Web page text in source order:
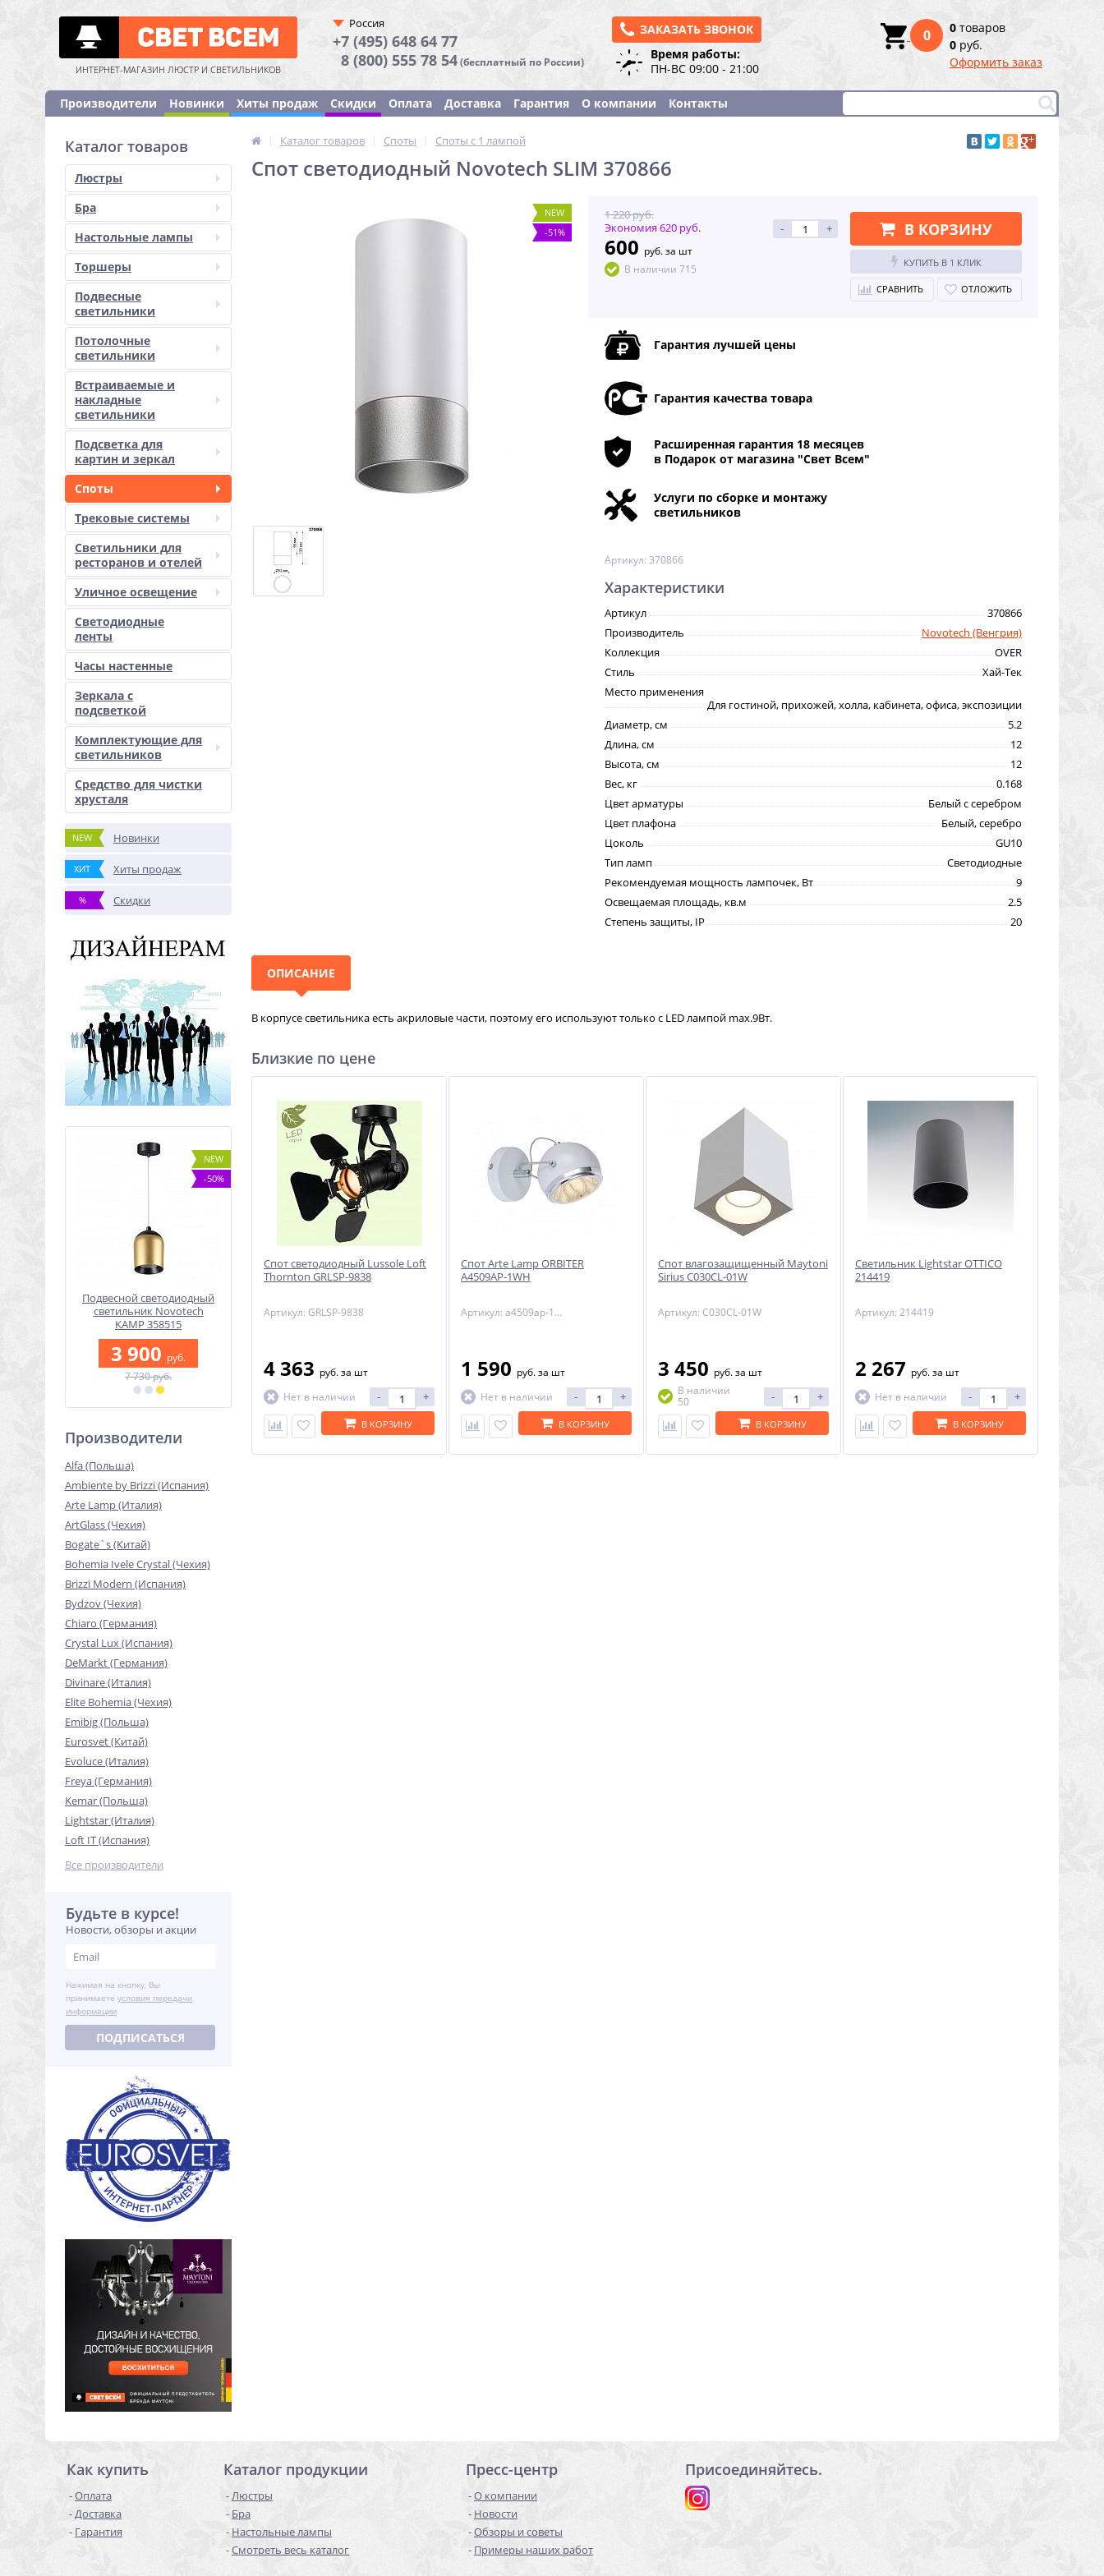
ИНТЕРНЕТ-МАГАЗИН ЛЮСТР И СВЕТИЛЬНИКОВ
Россия
+7 (495) 648 64 77
8 (800) 555 78 54(бесплатный по России)
ЗАКАЗАТЬ ЗВОНОК
Время работы:
ПН-ВС 09:00 - 21:00
0 0 товаров
0 руб.
Оформить заказ
Производители Новинки Хиты продаж Скидки Оплата Доставка Гарантия О компании Контакты
Каталог товаров
Люстры
Бра
Настольные лампы
Торшеры
Подвесные
светильники
Потолочные
светильники
Встраиваемые и
накладные
светильники
Подсветка для
картин и зеркал
Споты
Трековые системы
Светильники для
ресторанов и отелей
Уличное освещение
Светодиодные
ленты
Часы настенные
Зеркала с
подсветкой
Комплектующие для
светильников
Средство для чистки
хрусталя
NEW Новинки
ХИТ Хиты продаж
% Скидки
NEW
-50%
Подвесной светодиодный
светильник Novotech
KAMP 358515
3 900 руб.
7 730 руб.
-29%
светильник Lumion LENNY
10 490 руб.
Производители
Alfa (Польша)
Ambiente by Brizzi (Испания)
Arte Lamp (Италия)
ArtGlass (Чехия)
Bogate`s (Китай)
Bohemia Ivele Crystal (Чехия)
Brizzi Modern (Испания)
Bydzov (Чехия)
Chiaro (Германия)
Crystal Lux (Испания)
DeMarkt (Германия)
Divinare (Италия)
Elite Bohemia (Чехия)
Emibig (Польша)
Eurosvet (Китай)
Evoluce (Италия)
Freya (Германия)
Kemar (Польша)
Lightstar (Италия)
Loft IT (Испания)
Все производители
Будьте в курсе!
Новости, обзоры и акции
Нажимая на кнопку, Вы
принимаете условия передачи
информации
ПОДПИСАТЬСЯ
| Каталог товаров | Споты | Споты с 1 лампой
Спот светодиодный Novotech SLIM 370866
NEW
-51%
1 220 руб.
Экономия 620 руб.
600 руб. за шт
В наличии 715
- + В КОРЗИНУ
КУПИТЬ В 1 КЛИК
СРАВНИТЬ ОТЛОЖИТЬ
Гарантия лучшей цены
Гарантия качества товара
Расширенная гарантия 18 месяцев
в Подарок от магазина "Свет Всем"
Услуги по сборке и монтажу
светильников
Артикул: 370866
Характеристики
Артикул
370866
Производитель
Novotech (Венгрия)
Коллекция
OVER
Стиль
Хай-Тек
Место применения
Для гостиной, прихожей, холла, кабинета, офиса, экспозиции
Диаметр, см
5.2
Длина, см
12
Высота, см
12
Вес, кг
0.168
Цвет арматуры
Белый с серебром
Цвет плафона
Белый, серебро
Цоколь
GU10
Тип ламп
Светодиодные
Рекомендуемая мощность лампочек, Вт
9
Освещаемая площадь, кв.м
2.5
Степень защиты, IP
20
ОПИСАНИЕ
В корпусе светильника есть акриловые части, поэтому его используют только с LED лампой max.9Вт.
Близкие по цене
Спот светодиодный Lussole Loft
Thornton GRLSP-9838
Артикул: GRLSP-9838
4 363 руб.за шт
Нет в наличии
- +
В КОРЗИНУ
Спот Arte Lamp ORBITER
A4509AP-1WH
Артикул: a4509ap-1wh
1 590 руб.за шт
Нет в наличии
- +
В КОРЗИНУ
Спот влагозащищенный Maytoni
Sirius C030CL-01W
Артикул: C030CL-01W
3 450 руб.за шт
В наличии
50
- +
В КОРЗИНУ
Светильник Lightstar OTTICO
214419
Артикул: 214419
2 267 руб.за шт
Нет в наличии
- +
В КОРЗИНУ
Как купить
Оплата
Доставка
Гарантия
Каталог продукции
Люстры
Бра
Настольные лампы
Смотреть весь каталог
Пресс-центр
О компании
Новости
Обзоры и советы
Примеры наших работ
Присоединяйтесь.